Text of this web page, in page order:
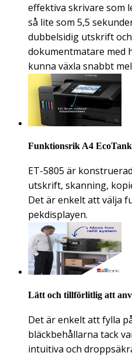
effektiva skrivare som
så lite som 5,5
dubbelsidig utskrift
dokumentmatare med
kunna växla snabbt
Funktionsrik A4 EcoTank
ET-5805 är
utskrift, skanning,
Det är enkelt att välja
pekdisplayen.
Lätt och tillförlitlig att
Det är enkelt att fylla
bläckbehållarna tack
intuitiva och